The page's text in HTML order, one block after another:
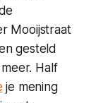
Mooijstraat
gesteld
Half
je mening